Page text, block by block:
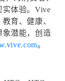
实体验。Vive
育、健康、
象潜能，创造
。